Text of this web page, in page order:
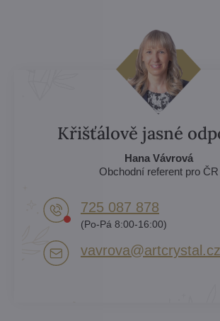
Křišťálově jasné
Hana Vávrová
Obchodní referent pro ČR
725 087 878​
(Po-Pá 8:00-16:00)
vavrova​@artcrystal​.cz